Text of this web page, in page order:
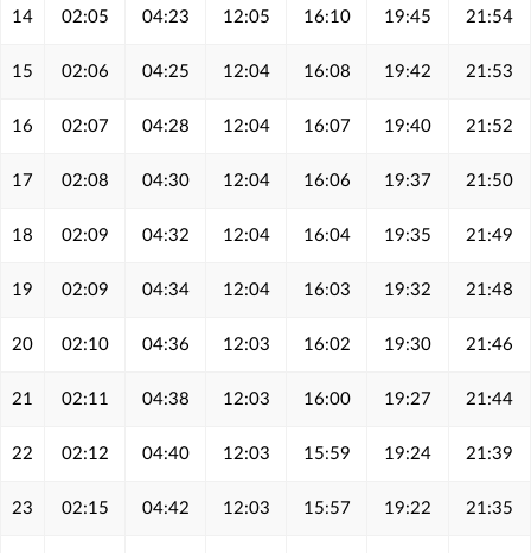
14 02:05 04:23 12:05 16:10 19:45 21:54
15 02:06 04:25 12:04 16:08 19:42 21:53
16 02:07 04:28 12:04 16:07 19:40 21:52
17 02:08 04:30 12:04 16:06 19:37 21:50
18 02:09 04:32 12:04 16:04 19:35 21:49
19 02:09 04:34 12:04 16:03 19:32 21:48
20 02:10 04:36 12:03 16:02 19:30 21:46
21 02:11 04:38 12:03 16:00 19:27 21:44
22 02:12 04:40 12:03 15:59 19:24 21:39
23 02:15 04:42 12:03 15:57 19:22 21:35